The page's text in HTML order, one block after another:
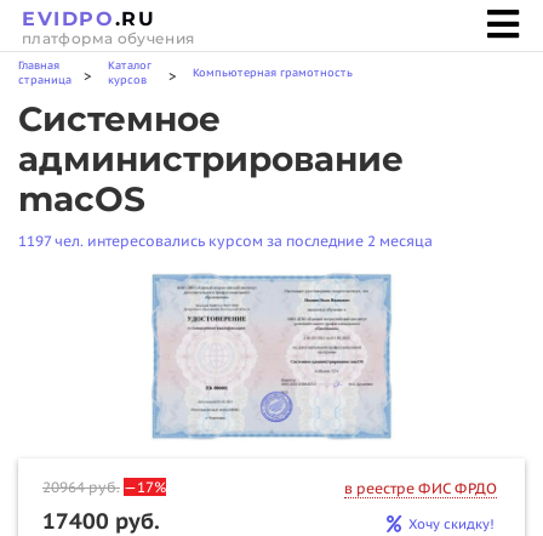
EVIDPO.RU
платформа обучения
Главная
страница
>
Каталог
курсов
> Компьютерная грамотность
Системное
администрирование
macOS
1197 чел. интересовались курсом за последние 2 месяца
20964руб. —17% в реестре ФИС ФРДО
17400 руб. Хочу скидку!